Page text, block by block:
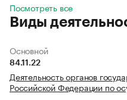
Посмотреть все
Виды
Основной
84.11.22
Деятельность органов
Российской Федерации по